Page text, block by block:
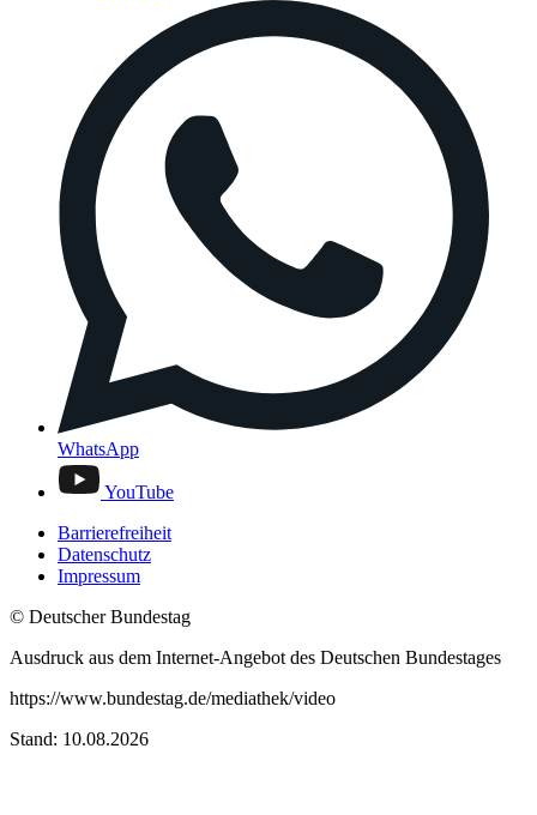
WhatsApp
YouTube
Barrierefreiheit
Datenschutz
Impressum
© Deutscher Bundestag
Ausdruck aus dem Internet-Angebot des Deutschen Bundestages
https://www.bundestag.de/mediathek/video
Stand: 10.08.2026